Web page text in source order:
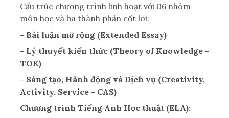
Cấu trúc chương trình linh hoạt với 06 nhóm
môn học và ba thành phần cốt lõi:
- Bài luận mở rộng (Extended Essay)
- Lý thuyết kiến thức (Theory of Knowledge -
TOK)
- Sáng tạo, Hành động và Dịch vụ (Creativity,
Activity, Service - CAS)
Chương trình Tiếng Anh Học thuật (ELA):